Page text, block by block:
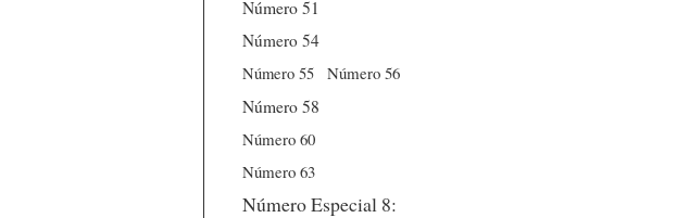
Número 51
Número 54
Número 55
Número 56
Número 58
Número 60
Número 63
Número Especial 8: